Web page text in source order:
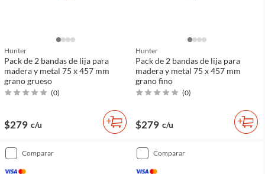
Hunter
Pack de 2 bandas de lija para
madera y metal 75 x 457 mm
grano grueso
(0)
$279 c/u
Hunter
Pack de 2 bandas de lija para
madera y metal 75 x 457 mm
grano fino
(0)
$279 c/u
comparar comparar